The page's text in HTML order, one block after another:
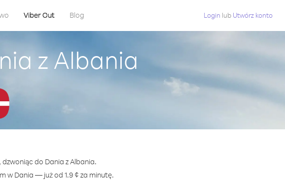
Viber Out Blog Login lub Utwórz konto
z Albania
do Dania z Albania.
w Dania — już od 1.9 ¢ za minutę.